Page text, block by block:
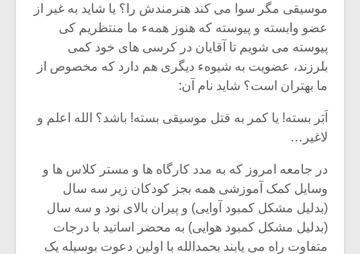
موسیقی مگر سوا می کند هنرمندش را؟ یا شاید به غیر از
عضو وابسته و پیوسته که هنوز همهء ما منتظریم کی
پیوسته می شویم تا آقایان در کرسی های خود کمی
بلرزند، عضویت به شیوهء دیگری هم دارد که مخصوص از
ما بهتران است؟ شاید نام آن:
اَبَر بسته! یا کمر به قتل موسیقی بسته! باشد؟ الله اعلم و
لاغیر…
در جامعه امروز که به مدد کارگاه ها و مستر کلاس ها و
وسایل کمک آموزشی همه بجز کودکان زیر سه سال
(بدلیل مشکل کمبود آوایی) و پیران بالای نود و سه سال
(بدلیل مشکل کمبود هوایی) به محضر اساتید با درجات
متفاوت راه می یابند بحمدالله با اولین دعوت بوسیله یک